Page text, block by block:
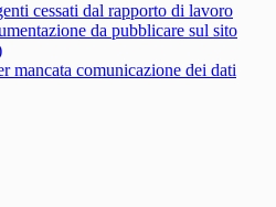
cessati dal rapporto di lavoro
da pubblicare sul sito
mancata comunicazione dei dati